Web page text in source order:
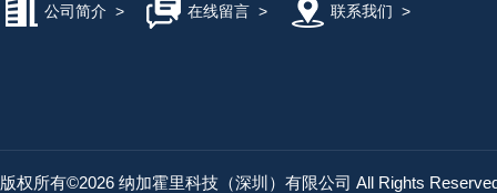
公司简介 > 在线留言> 联系我们 >
版权所有©2026 纳加霍里科技（深圳）有限公司 All Rights